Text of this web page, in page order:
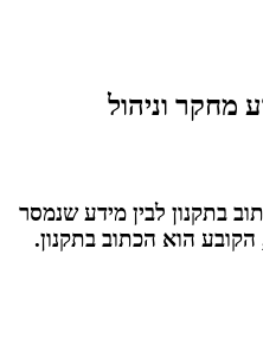
מחקר וניהול
בתקנון לבין מידע שנמסר
הוא הכתוב בתקנון.